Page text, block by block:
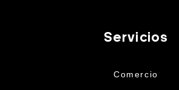
Servicios
Comercio